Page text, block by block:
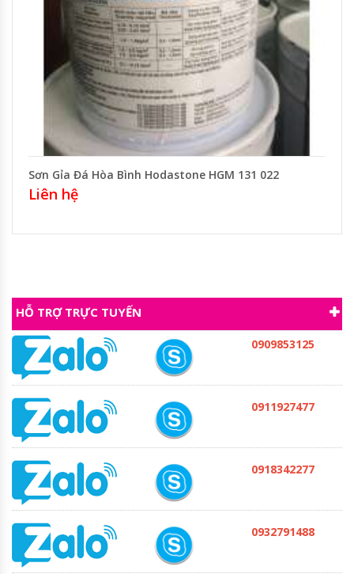
Sơn Gỉa Đá Hòa Bình Hodastone HGM 131 022
Liên hệ
HỖ TRỢ TRỰC TUYẾN
0909853125
0911927477
0918342277
0932791488